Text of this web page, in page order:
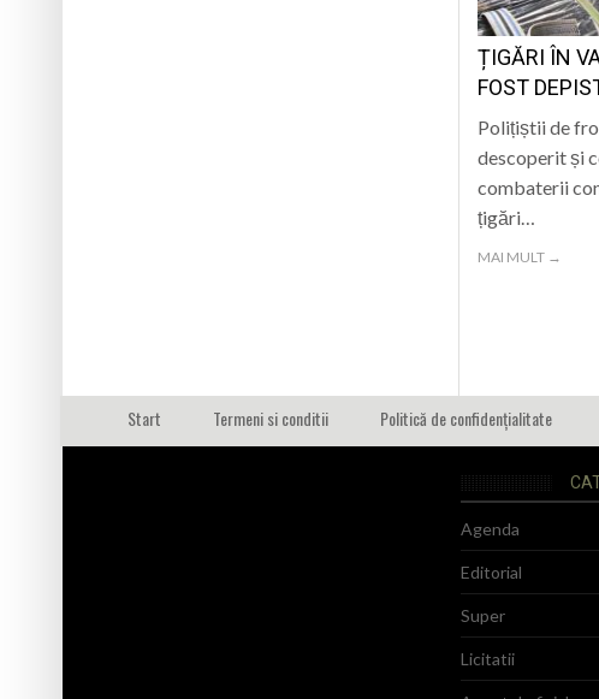
ȚIGĂRI ÎN
FOST
Polițiștii de
descoperit și
combaterii
țigări…
MAI MULT →
Start Termeni si conditii Politică de confidențialitate
Agenda
Editorial
Super
Licitatii